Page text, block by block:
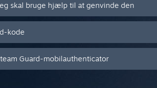
skal bruge hjælp til at genvinde den
kode
Guard-mobilauthenticator